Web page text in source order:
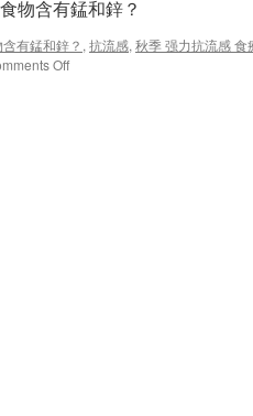
物含有錳和鋅？
有錳和鋅？ , 抗流感, 秋季 强力抗流感 食
Offon